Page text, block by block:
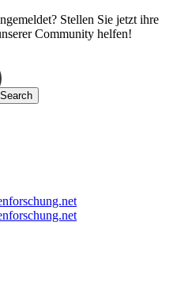
Stellen Sie jetzt ihre
Community helfen!
Search